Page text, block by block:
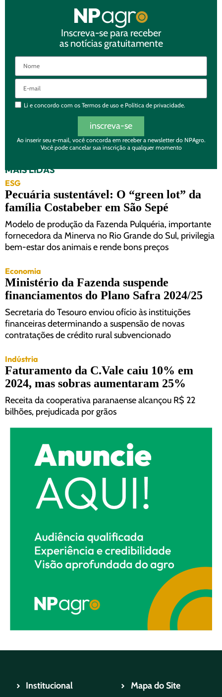
Inscreva-se para receber
as notícias gratuitamente
Li e concordo com os Termos de uso e Política de privacidade.
inscreva-se
Ao inserir seu e-mail, você concorda em receber a newsletter do NPAgro.
Você pode cancelar sua inscrição a qualquer momento
MAIS LIDAS
ESG
Pecuária sustentável: O “green lot” da
família Costabeber em São Sepé
Modelo de produção da Fazenda Pulquéria, importante
fornecedora da Minerva no Rio Grande do Sul, privilegia
bem-estar dos animais e rende bons preços
Economia
Ministério da Fazenda suspende
financiamentos do Plano Safra 2024/25
Secretaria do Tesouro enviou ofício às instituições
financeiras determinando a suspensão de novas
contratações de crédito rural subvencionado
Indústria
Faturamento da C.Vale caiu 10% em
2024, mas sobras aumentaram 25%
Receita da cooperativa paranaense alcançou R$ 22
bilhões, prejudicada por grãos
Institucional Mapa do Site